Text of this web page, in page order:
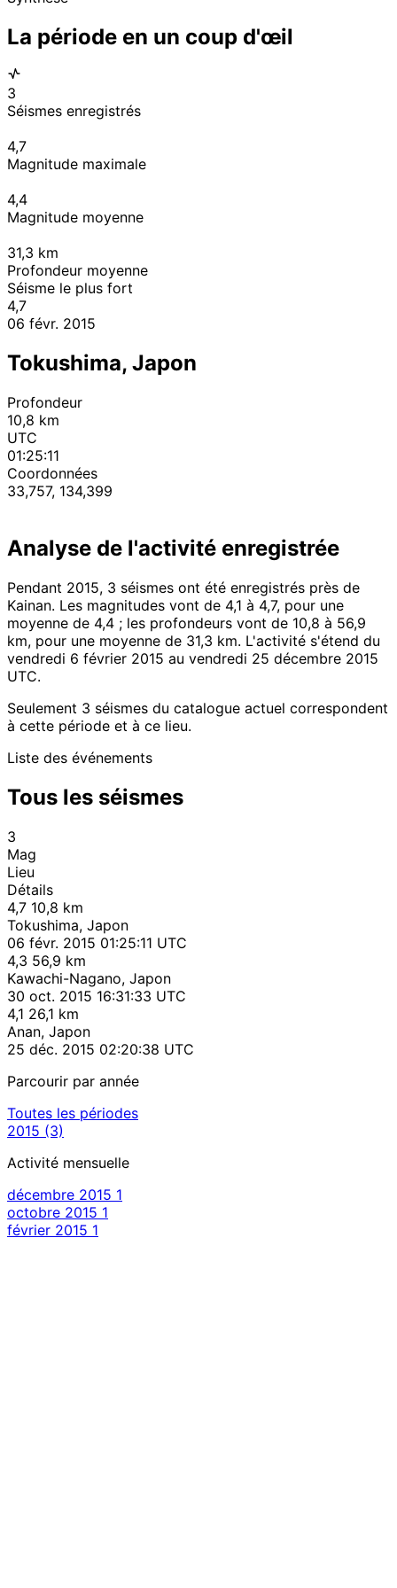
La période en un coup d'œil
3
Séismes enregistrés
4,7
Magnitude maximale
4,4
Magnitude moyenne
31,3 km
Profondeur moyenne
Séisme le plus fort
4,7
06 févr. 2015
Tokushima, Japon
Profondeur
10,8 km
UTC
01:25:11
Coordonnées
33,757, 134,399
Analyse de l'activité enregistrée
Pendant 2015, 3 séismes ont été enregistrés près de
Kainan. Les magnitudes vont de 4,1 à 4,7, pour une
moyenne de 4,4 ; les profondeurs vont de 10,8 à 56,9
km, pour une moyenne de 31,3 km. L'activité s'étend du
vendredi 6 février 2015 au vendredi 25 décembre 2015
UTC.
Seulement 3 séismes du catalogue actuel correspondent
à cette période et à ce lieu.
Liste des événements
Tous les séismes
3
Mag
Lieu
Détails
4,7 10,8 km
Tokushima, Japon
06 févr. 2015 01:25:11 UTC
4,3 56,9 km
Kawachi-Nagano, Japon
30 oct. 2015 16:31:33 UTC
4,1 26,1 km
Anan, Japon
25 déc. 2015 02:20:38 UTC
Parcourir par année
Toutes les périodes
2015 (3)
Activité mensuelle
décembre 2015 1
octobre 2015 1
février 2015 1